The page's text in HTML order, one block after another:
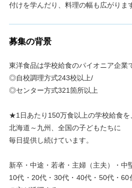
付けを学んだり、料理の幅も広がりま
募集の背景
東洋食品は学校給食のパイオニア企業
◎自校調理方式243校以上/
◎センター方式321箇所以上
★1日あたり150万食以上の学校給食を
北海道～九州、全国の子どもたちに
毎日提供し続けています。
新卒・中途・若者・主婦（主夫）・中
10代・20代・30代・40代・50代・60